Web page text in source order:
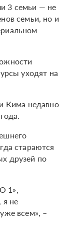
3 семьи — не
семьи, но и
уходят на
Кима недавно
стараются
друзей по
1»,
я не
всем», –